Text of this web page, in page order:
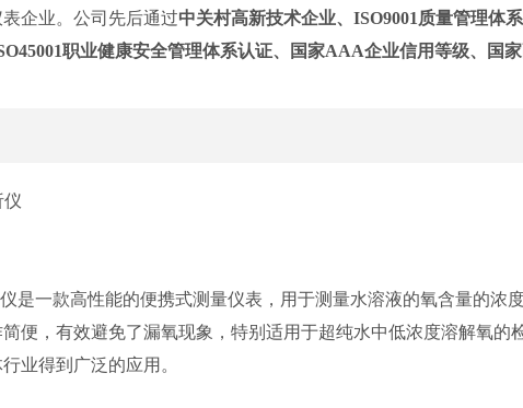
企业。公司先后通过中关村高新技术企业、 ISO9001 质量管理体系
职业健康安全管理体系认证、国家AAA企业信用等级、国
执行体系、国家、行业标准，保证产品质量，
的的建设，凝聚了一支多年从事水质分析及环境监测方面的研发和
产品服务和技术解决方案
、环保监测设备、水处理装置、数据采集监控系统、托管服务
件著作权等数十项自主知识产权， 2018年被评为“ 北 京市知识产权
求为导向，以完善的管理体系和质量保证体系为基础，通过与国内
仪
是一款高性能的便携式测量仪表，用于测量水溶液的氧含量的浓
便，有效避免了漏氧现象，特别适用于超纯水中低浓度溶解氧的
业得到广泛的应用。